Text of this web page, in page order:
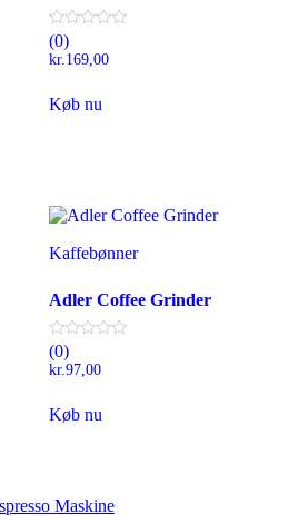
(0)
kr.169,00
Køb nu
Kaffebønner
Adler Coffee Grinder
(0)
kr.97,00
Køb nu